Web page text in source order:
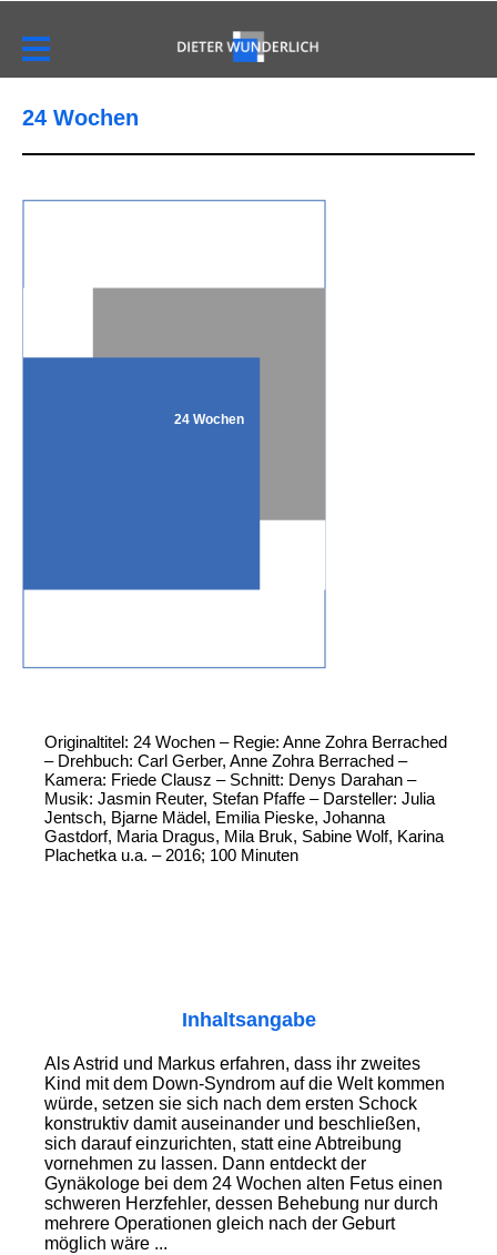
24 Wochen
24 Wochen
Originaltitel: 24 Wochen – Regie: Anne Zohra Berrached
– Drehbuch: Carl Gerber, Anne Zohra Berrached –
Kamera: Friede Clausz – Schnitt: Denys Darahan –
Musik: Jasmin Reuter, Stefan Pfaffe – Darsteller: Julia
Jentsch, Bjarne Mädel, Emilia Pieske, Johanna
Gastdorf, Maria Dragus, Mila Bruk, Sabine Wolf, Karina
Plachetka u.a. – 2016; 100 Minuten
Inhaltsangabe
Als Astrid und Markus erfahren, dass ihr zweites
Kind mit dem Down-Syndrom auf die Welt kommen
würde, setzen sie sich nach dem ersten Schock
konstruktiv damit auseinander und beschließen,
sich darauf einzurichten, statt eine Abtreibung
vornehmen zu lassen. Dann entdeckt der
Gynäkologe bei dem 24 Wochen alten Fetus einen
schweren Herzfehler, dessen Behebung nur durch
mehrere Operationen gleich nach der Geburt
möglich wäre ...